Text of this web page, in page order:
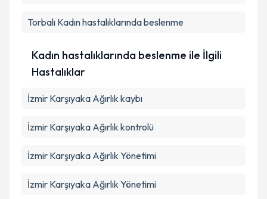
Torbalı Kadın hastalıklarında beslenme
Kadın hastalıklarında beslenme ile İlgili
Hastalıklar
İzmir Karşıyaka Ağırlık kaybı
İzmir Karşıyaka Ağırlık kontrolü
İzmir Karşıyaka Ağırlık Yönetimi
İzmir Karşıyaka Ağırlık Yönetimi